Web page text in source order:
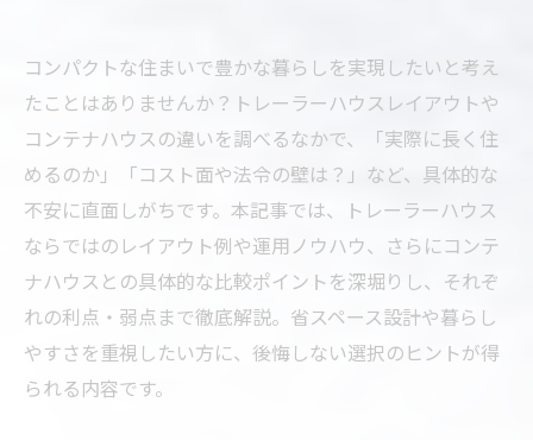
コンパクトな住まいで豊かな暮らしを実現したいと考え
たことはありませんか？トレーラーハウスレイアウトや
コンテナハウスの違いを調べるなかで、「実際に長く住
めるのか」「コスト面や法令の壁は？」など、具体的な
不安に直面しがちです。本記事では、トレーラーハウス
ならではのレイアウト例や運用ノウハウ、さらにコンテ
ナハウスとの具体的な比較ポイントを深堀りし、それぞ
れの利点・弱点まで徹底解説。省スペース設計や暮らし
やすさを重視したい方に、後悔しない選択のヒントが得
られる内容です。